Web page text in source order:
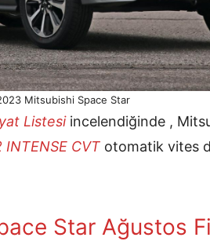
Mitsubishi Space Star
Listesiincelendiğinde ,
INTENSE CVT otomatik vites
Star Ağustos